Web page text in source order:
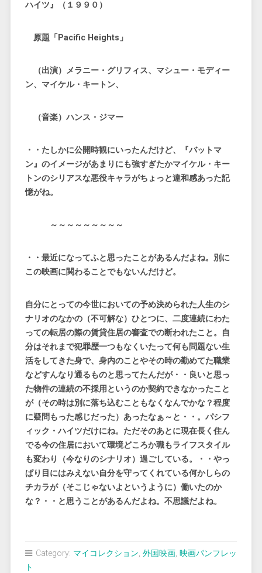
ハイツ』（１９９０）
原題「Pacific Heights」
（出演）メラニー・グリフィス、マシュー・モディー
ン、マイケル・キートン、
（音楽）ハンス・ジマー
・・たしかに公開時観にいったんだけど、『バットマ
ン』のイメージがあまりにも強すぎたかマイケル・キー
トンのシリアスな悪役キャラがちょっと違和感あった記
憶がね。
～～～～～～～～～
・・最近になってふと思ったことがあるんだよね。別に
この映画に関わることでもないんだけど。
自分にとっての今世においての予め決められた人生のシ
ナリオのなかの（不可解な）ひとつに、二度連続にわた
っての転居の際の賃貸住居の審査での断われたこと。自
分はそれまで犯罪歴一つもなくいたって何も問題ない生
活をしてきた身で、身内のことやその時の勤めてた職業
などすんなり通るものと思ってたんだが・・良いと思っ
た物件の連続の不採用というのか契約できなかったこと
が（その時は別に落ち込むこともなくなんでかな？程度
に疑問もった感じだった）あったなぁ～と・・。パシフ
ィック・ハイツだけにね。ただそのあとに現在長く住ん
でる今の住居において環境どころか職もライフスタイル
も変わり（今なりのシナリオ）過ごしている。・・やっ
ぱり目にはみえない自分を守ってくれている何かしらの
チカラが（そこじゃないよというように）働いたのか
な？・・と思うことがあるんだよね。不思議だよね。
Category: マイコレクション, 外国映画, 映画パンフレッ
ト